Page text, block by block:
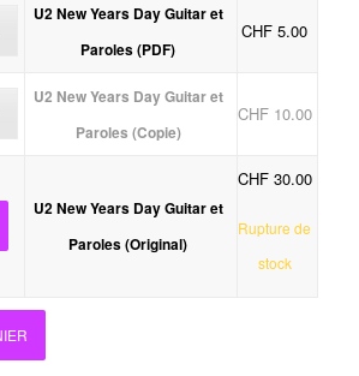
prix :
CHF 5.00
CHF 30.00
U2 New Years Day Guitar et
Paroles (PDF)
CHF 5.00
U2 New Years Day Guitar et
Paroles (Copie)
CHF10.00
U2 New Years Day Guitar et
Paroles (Original)
CHF30.00
Rupture de
stock